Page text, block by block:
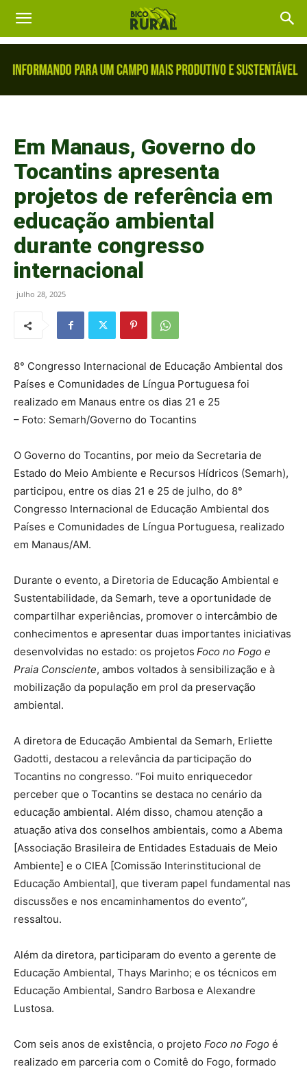
Em Manaus, Governo do
Tocantins apresenta
projetos de referência em
educação ambiental
durante congresso
internacional
julho 28, 2025
8° Congresso Internacional de Educação Ambiental dos
Países e Comunidades de Língua Portuguesa foi
realizado em Manaus entre os dias 21 e 25
– Foto: Semarh/Governo do Tocantins
O Governo do Tocantins, por meio da Secretaria de
Estado do Meio Ambiente e Recursos Hídricos (Semarh),
participou, entre os dias 21 e 25 de julho, do 8°
Congresso Internacional de Educação Ambiental dos
Países e Comunidades de Língua Portuguesa, realizado
em Manaus/AM.
Durante o evento, a Diretoria de Educação Ambiental e
Sustentabilidade, da Semarh, teve a oportunidade de
compartilhar experiências, promover o intercâmbio de
conhecimentos e apresentar duas importantes iniciativas
desenvolvidas no estado: os projetos Foco no Fogo e
Praia Consciente, ambos voltados à sensibilização e à
mobilização da população em prol da preservação
ambiental.
A diretora de Educação Ambiental da Semarh, Erliette
Gadotti, destacou a relevância da participação do
Tocantins no congresso. “Foi muito enriquecedor
perceber que o Tocantins se destaca no cenário da
educação ambiental. Além disso, chamou atenção a
atuação ativa dos conselhos ambientais, como a Abema
[Associação Brasileira de Entidades Estaduais de Meio
Ambiente] e o CIEA [Comissão Interinstitucional de
Educação Ambiental], que tiveram papel fundamental nas
discussões e nos encaminhamentos do evento”,
ressaltou.
Além da diretora, participaram do evento a gerente de
Educação Ambiental, Thays Marinho; e os técnicos em
Educação Ambiental, Sandro Barbosa e Alexandre
Lustosa.
Com seis anos de existência, o projeto Foco no Fogo é
realizado em parceria com o Comitê do Fogo, formado